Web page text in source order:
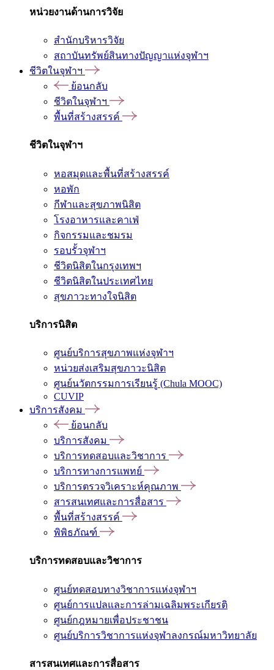
หน่วยงานด้านการวิจัย
สำนักบริหารวิจัย
สถาบันทรัพย์สินทางปัญญาแห่งจุฬาฯ
ชีวิตในจุฬาฯ
ย้อนกลับ
ชีวิตในจุฬาฯ
พื้นที่สร้างสรรค์
ชีวิตในจุฬาฯ
หอสมุดและพื้นที่สร้างสรรค์
หอพัก
กีฬาและสุขภาพนิสิต
โรงอาหารและคาเฟ่
กิจกรรมและชมรม
รอบรั้วจุฬาฯ
ชีวิตนิสิตในกรุงเทพฯ
ชีวิตนิสิตในประเทศไทย
สุขภาวะทางใจนิสิต
บริการนิสิต
ศูนย์บริการสุขภาพแห่งจุฬาฯ
หน่วยส่งเสริมสุขภาวะนิสิต
ศูนย์นวัตกรรมการเรียนรู้ (Chula MOOC)
CUVIP
บริการสังคม
ย้อนกลับ
บริการสังคม
บริการทดสอบและวิชาการ
บริการทางการแพทย์
บริการตรวจวิเคราะห์คุณภาพ
สารสนเทศและการสื่อสาร
พื้นที่สร้างสรรค์
พิพิธภัณฑ์
บริการทดสอบและวิชาการ
ศูนย์ทดสอบทางวิชาการแห่งจุฬาฯ
ศูนย์การแปลและการล่ามเฉลิมพระเกียรติ
ศูนย์กฎหมายเพื่อประชาชน
ศูนย์บริการวิชาการแห่งจุฬาลงกรณ์มหาวิทยาลัย
สารสนเทศและการสื่อสาร